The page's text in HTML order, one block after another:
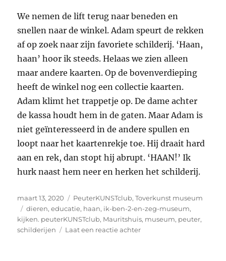
We nemen de lift terug naar beneden en
snellen naar de winkel. Adam speurt de rekken
af op zoek naar zijn favoriete schilderij. ‘Haan,
haan’ hoor ik steeds. Helaas we zien alleen
maar andere kaarten. Op de bovenverdieping
heeft de winkel nog een collectie kaarten.
Adam klimt het trappetje op. De dame achter
de kassa houdt hem in de gaten. Maar Adam is
niet geïnteresseerd in de andere spullen en
loopt naar het kaartenrekje toe. Hij draait hard
aan en rek, dan stopt hij abrupt. ‘HAAN!’ Ik
hurk naast hem neer en herken het schilderij.
Geplaatst
op
maart 13, 2020 Categorieën
PeuterKUNSTclub,Toverkunst museum
Tags
dieren,educatie, haan, ik-ben-2-en-zeg-museum,
kijken. peuterKUNSTclub, Mauritshuis, museum, peuter,
schilderijen
Laat een reactie achterop